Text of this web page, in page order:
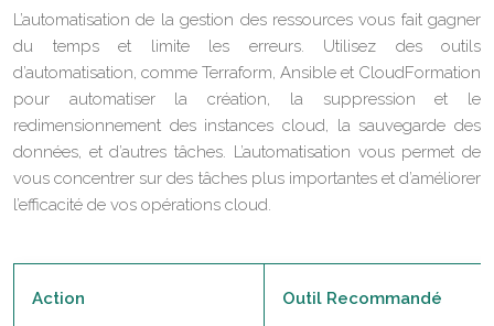
L’automatisation de la gestion des ressources vous fait gagner
du temps et limite les erreurs. Utilisez des outils
d’automatisation, comme Terraform, Ansible et CloudFormation
pour automatiser la création, la suppression et le
redimensionnement des instances cloud, la sauvegarde des
données, et d’autres tâches. L’automatisation vous permet de
vous concentrer sur des tâches plus importantes et d’améliorer
l’efficacité de vos opérations cloud.
Action Outil Recommandé